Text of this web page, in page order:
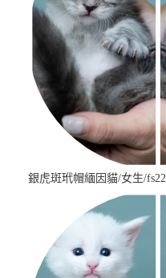
銀虎斑玳帽緬因貓/女生/fs22